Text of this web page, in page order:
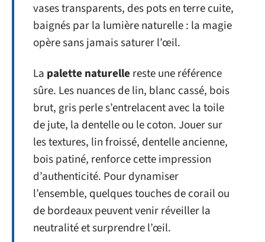
vases transparents, des pots en terre cuite,
baignés par la lumière naturelle : la magie
opère sans jamais saturer l’œil.
La palette naturelle reste une référence
sûre. Les nuances de lin, blanc cassé, bois
brut, gris perle s’entrelacent avec la toile
de jute, la dentelle ou le coton. Jouer sur
les textures, lin froissé, dentelle ancienne,
bois patiné, renforce cette impression
d’authenticité. Pour dynamiser
l’ensemble, quelques touches de corail ou
de bordeaux peuvent venir réveiller la
neutralité et surprendre l’œil.